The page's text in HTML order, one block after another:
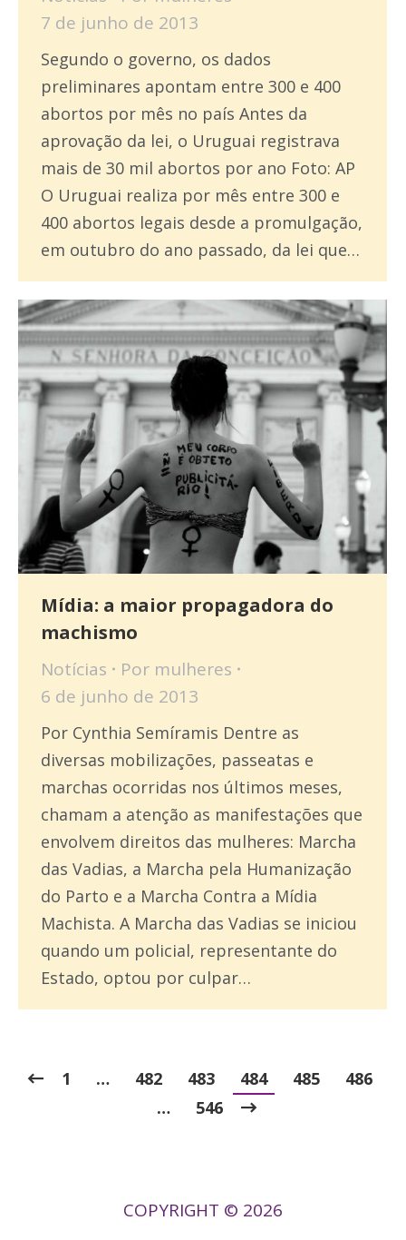
7 de junho de 2013
Segundo o governo, os dados
preliminares apontam entre 300 e 400
abortos por mês no país Antes da
aprovação da lei, o Uruguai registrava
mais de 30 mil abortos por ano Foto: AP
O Uruguai realiza por mês entre 300 e
400 abortos legais desde a promulgação,
em outubro do ano passado, da lei que…
Mídia: a maior propagadora do
machismo
Notícias Por mulheres
6 de junho de 2013
Por Cynthia Semíramis Dentre as
diversas mobilizações, passeatas e
marchas ocorridas nos últimos meses,
chamam a atenção as manifestações que
envolvem direitos das mulheres: Marcha
das Vadias, a Marcha pela Humanização
do Parto e a Marcha Contra a Mídia
Machista. A Marcha das Vadias se iniciou
quando um policial, representante do
Estado, optou por culpar…
1 … 482 483 484 485
486
…
546
COPYRIGHT © 2026